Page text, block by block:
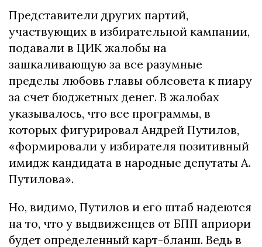
Представители других партий,
участвующих в избирательной кампании,
подавали в ЦИК жалобы на
зашкаливающую за все разумные
пределы любовь главы облсовета к пиару
за счет бюджетных денег. В жалобах
указывалось, что все программы, в
которых фигурировал Андрей Путилов,
«формировали у избирателя позитивный
имидж кандидата в народные депутаты А.
Путилова».
Но, видимо, Путилов и его штаб надеются
на то, что у выдвиженцев от БПП априори
будет определенный карт-бланш. Ведь в